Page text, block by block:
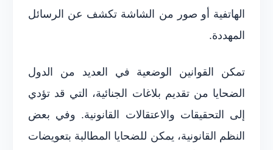
الهاتفية أو صور من الشاشة تكشف عن الرسائل
المهددة.
تمكن القوانين الوضعية في العديد من الدول
الضحايا من تقديم بلاغات الجنائية، التي قد تؤدي
إلى التحقيقات والاعتقالات القانونية. وفي بعض
النظم القانونية، يمكن للضحايا المطالبة بتعويضات